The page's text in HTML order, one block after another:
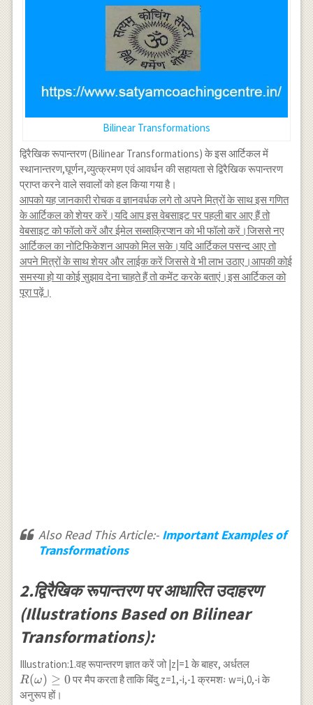
Bilinear Transformations
द्विरैखिक रूपान्तरण (Bilinear Transformations) के इस आर्टिकल में
स्थानान्तरण,घूर्णन,व्युत्क्रमण एवं आवर्धन की सहायता से द्विरैखिक रूपान्तरण
प्राप्त करने वाले सवालों को हल किया गया है।
आपको यह जानकारी रोचक व ज्ञानवर्धक लगे तो अपने मित्रों के साथ इस गणित
के आर्टिकल को शेयर करें।यदि आप इस वेबसाइट पर पहली बार आए हैं तो
वेबसाइट को फॉलो करें और ईमेल सब्सक्रिप्शन को भी फॉलो करें।जिससे नए
आर्टिकल का नोटिफिकेशन आपको मिल सके।यदि आर्टिकल पसन्द आए तो
अपने मित्रों के साथ शेयर और लाईक करें जिससे वे भी लाभ उठाए।आपकी कोई
समस्या हो या कोई सुझाव देना चाहते हैं तो कमेंट करके बताएं।इस आर्टिकल को
पूरा पढ़ें।
Also Read This Article:- Important Examples of
Transformations
2.द्विरैखिक रूपान्तरण पर आधारित उदाहरण
(Illustrations Based on Bilinear
Transformations):
Illustration:1.वह रूपान्तरण ज्ञात करें जो |z|=1 के बाहर, अर्धतलR(\omega)
\geq 0
R(ω) ≥ 0पर मैप करता है ताकि बिंदु z=1,-i,-1 क्रमशः w=i,0,-i के
अनुरूप हों।